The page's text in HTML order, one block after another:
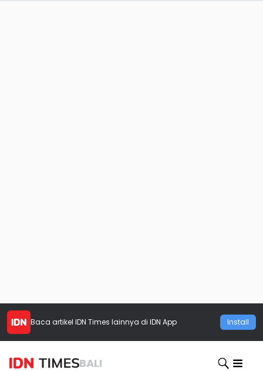
Baca artikel IDN Times lainnya di IDN App Install
BALI